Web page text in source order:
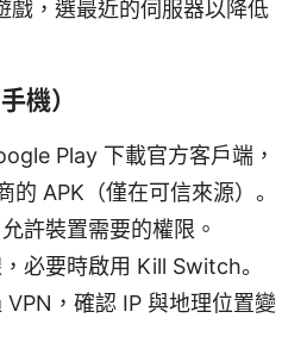
戲，選最近的伺服器以降低
機）
Play 下載官方客戶端，
的 APK（僅在可信來源）。
許裝置需要的權限。
必要時啟用 Kill Switch。
，確認 IP 與地理位置變